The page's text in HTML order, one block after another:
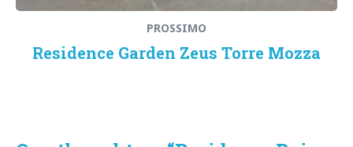
PROSSIMO
Residence Garden Zeus Torre Mozza